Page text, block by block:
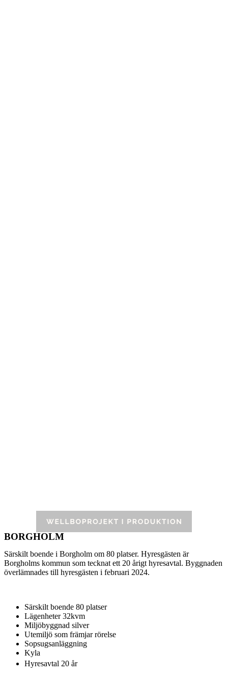
BORGHOLM​
Särskilt boende i Borgholm om 80 platser. Hyresgästen är
Borgholms kommun som tecknat ett 20 årigt hyresavtal. Byggnaden
överlämnades till hyresgästen i februari 2024.
Särskilt boende 80 platser
Lägenheter 32kvm
Miljöbyggnad silver
Utemiljö som främjar rörelse
Sopsugsanläggning
Kyla
Hyresavtal 20 år